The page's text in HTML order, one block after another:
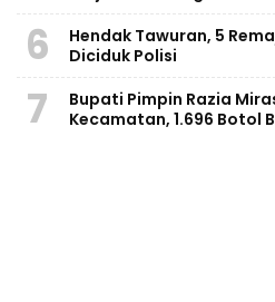
6
Hendak Tawuran, 5
Diciduk Polisi
7
Bupati Pimpin Razia
Kecamatan, 1.696 Botol